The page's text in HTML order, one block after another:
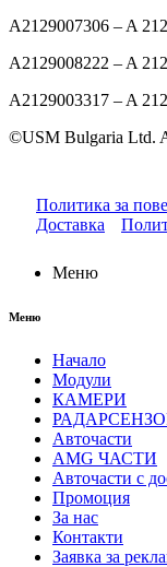
A2129007306 – A
A2129008222 – A
A2129003317 – A
©USM Bulgaria Ltd.
Политика за
Доставка
Меню
Меню
Начало
Модули
КАМЕРИ
Авточасти
AMG ЧАСТИ
Авточасти с
Промоция
За нас
Контакти
Заявка за